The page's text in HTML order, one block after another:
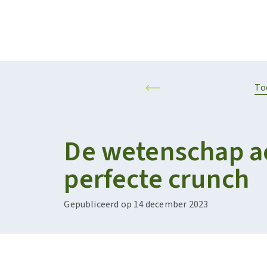
De wetenschap
perfecte crunch​
Gepubliceerd op 14 december 2023